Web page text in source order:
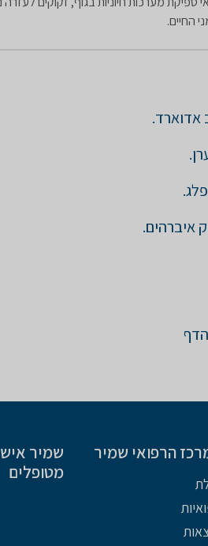
החיים.
אדוארד.
איברהים.
הרפואי שמיר
שמיר
מטופלים